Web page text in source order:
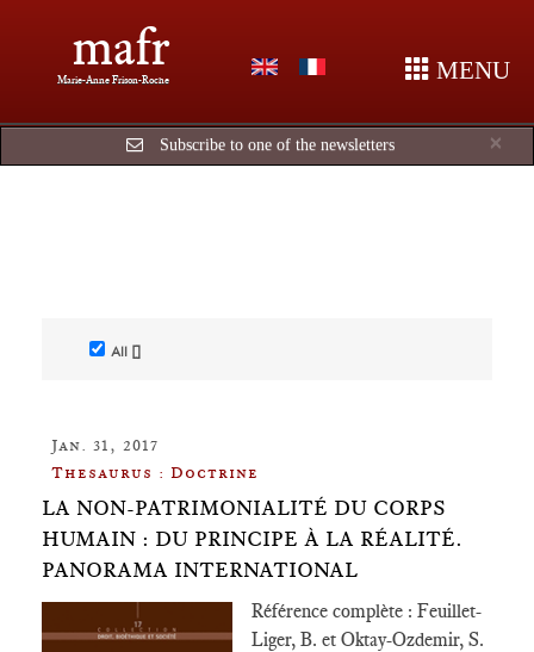
mafr
Marie-Anne Frison-Roche MENU
×
Subscribe to one of the newsletters
All []
Jan. 31, 2017
Thesaurus : Doctrine
LA NON-PATRIMONIALITÉ DU CORPS
HUMAIN : DU PRINCIPE À LA RÉALITÉ.
PANORAMA INTERNATIONAL
Référence complète : Feuillet-
Liger, B. et Oktay-Ozdemir, S.